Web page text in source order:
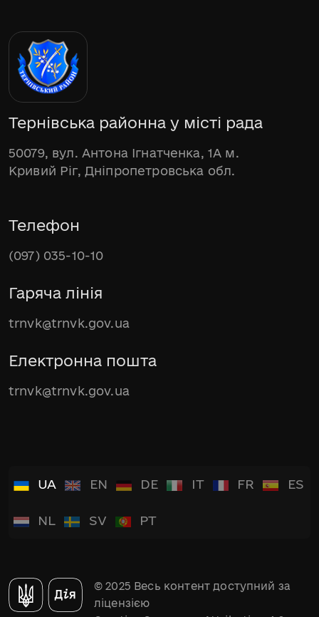
Тернівська районна у місті рада
50079, вул. Антона Ігнатченка, 1А м.
Кривий Ріг, Дніпропетровська обл.
Телефон
(097) 035-10-10
Гаряча лінія
trnvk@trnvk.gov.ua
Електронна пошта
trnvk@trnvk.gov.ua
UA EN DE IT FR ES
NL SV PT
© 2025 Весь контент доступний за
ліцензією